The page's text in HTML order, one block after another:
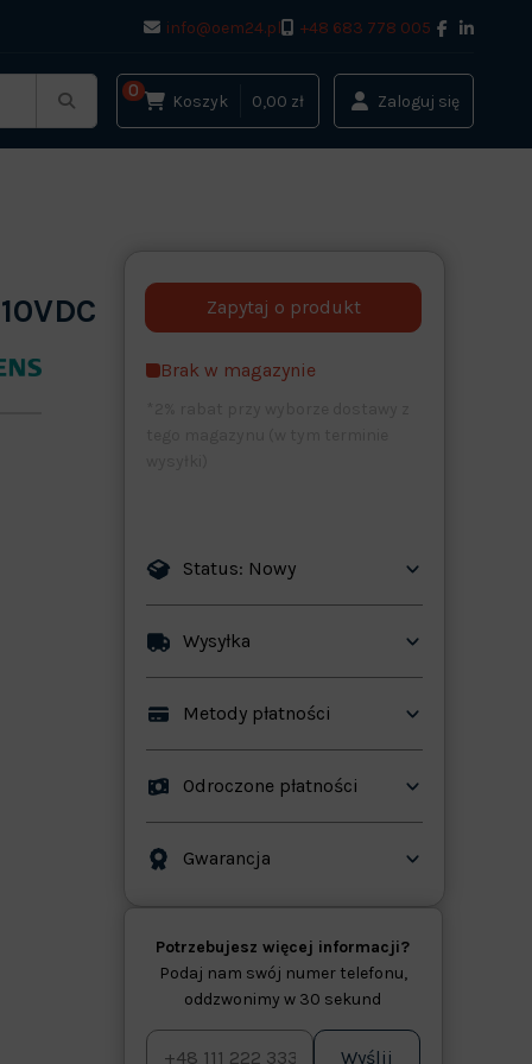
info@oem24.pl +48 683 778 005
0
Koszyk 0,00 zł Zaloguj się
Brak w magazynie
Status: Nowy
Wysyłka
Metody płatności
Odroczone płatności
Gwarancja
Potrzebujesz więcej informacji?
Podaj nam swój numer telefonu,
oddzwonimy w 30 sekund
Wyślij